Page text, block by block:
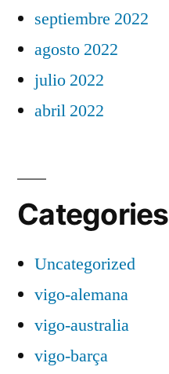
septiembre 2022
agosto 2022
julio 2022
abril 2022
Categories
Uncategorized
vigo-alemana
vigo-australia
vigo-barça